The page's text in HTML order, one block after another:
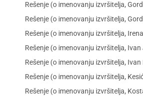
Rešenje (o imenovanju izvršitelja,
Rešenje (o imenovanju izvršitelja,
Rešenje (o imenovanju izvršitelja,
Rešenje (o imenovanju izvršitelja,
Rešenje (o imenovanju izvršitelja, Ivan
Rešenje (o imenovanju izvršitelja,
Rešenje (o imenovanju izvršitelja,